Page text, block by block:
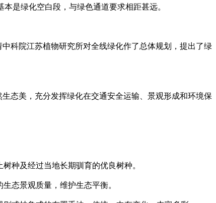
是绿化空白段，与绿色通道要求相距甚远。
科院江苏植物研究所对全线绿化作了总体规划，提出了绿
态美，充分发挥绿化在交通安全运输、景观形成和环境保
种及经过当地长期驯育的优良树种。
态景观质量，维护生态平衡。